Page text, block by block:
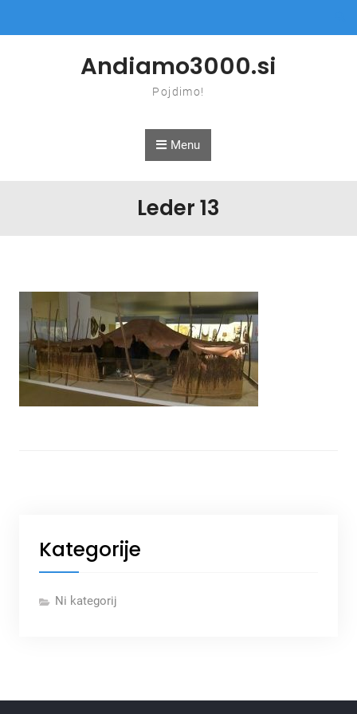
Andiamo3000.si
Pojdimo!
Menu
Leder 13
Kategorije
Ni kategorij